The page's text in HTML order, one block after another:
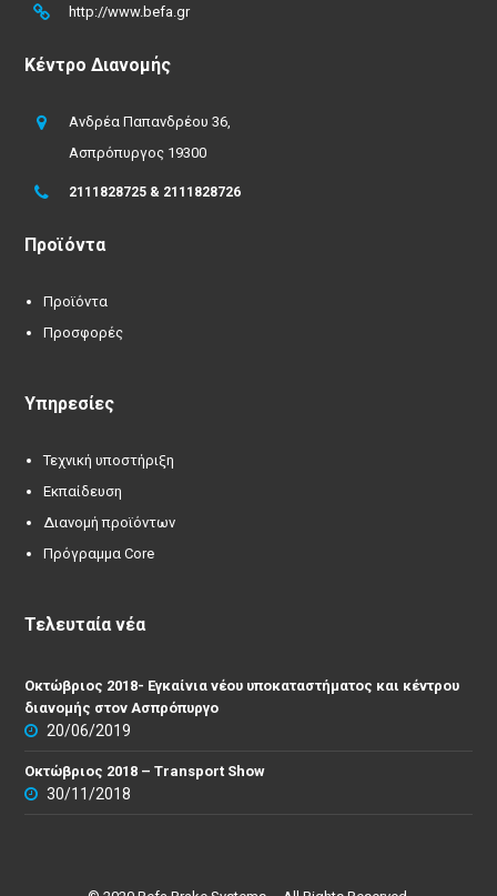
http://www.befa.gr
Κέντρο Διανομής
Ανδρέα Παπανδρέου 36,
Ασπρόπυργος 19300
2111828725 & 2111828726
Προϊόντα
Προϊόντα
Προσφορές
Υπηρεσίες
Τεχνική υποστήριξη
Εκπαίδευση
Διανομή προϊόντων
Πρόγραμμα Core
Τελευταία νέα
Οκτώβριος 2018- Εγκαίνια νέου υποκαταστήματος και κέντρου
διανομής στον Ασπρόπυργο
20/06/2019
Οκτώβριος 2018 – Transport Show
30/11/2018